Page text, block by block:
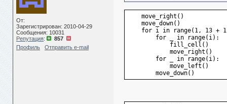
От:
Зарегистрирован: 2010-04-29
Сообщения: 10031
Репутация:
857
Профиль
Отправить e-mail
    move_right()
    move_down()
for i in range(1, 13 +
        for _ in range(i):
            fill_cell()
            move_right()
        for _ in range(i):
            move_left()
        move_down()